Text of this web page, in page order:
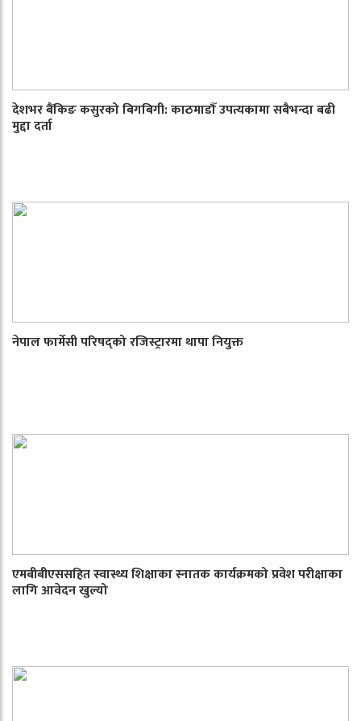
देशभर बैंकिङ कसुरको बिगबिगी: काठमाडौँ उपत्यकामा सबैभन्दा बढी
मुद्दा दर्ता
नेपाल फार्मेसी परिषद्को रजिस्ट्रारमा थापा नियुक्त
एमबीबीएससहित स्वास्थ्य शिक्षाका स्नातक कार्यक्रमको प्रवेश परीक्षाका
लागि आवेदन खुल्यो